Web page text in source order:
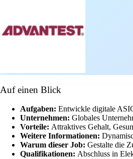
Auf einen Blick
Aufgaben: Entwickle digitale
Unternehmen: Globales
Vorteile: Attraktives Gehalt,
Weitere Informationen:
Warum dieser Job: Gestalte die
Qualifikationen: Abschluss in